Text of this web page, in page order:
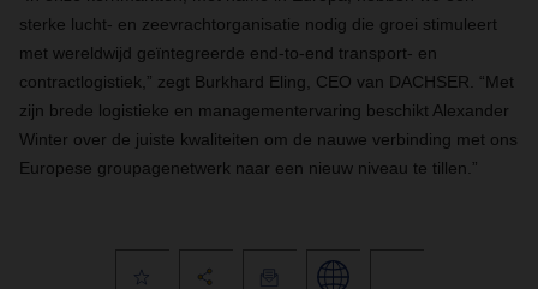
sterke lucht- en zeevrachtorganisatie nodig die groei stimuleert
met wereldwijd geïntegreerde end-to-end transport- en
contractlogistiek,” zegt Burkhard Eling, CEO van DACHSER. “Met
zijn brede logistieke en managementervaring beschikt Alexander
Winter over de juiste kwaliteiten om de nauwe verbinding met ons
Europese groupagenetwerk naar een nieuw niveau te tillen.”